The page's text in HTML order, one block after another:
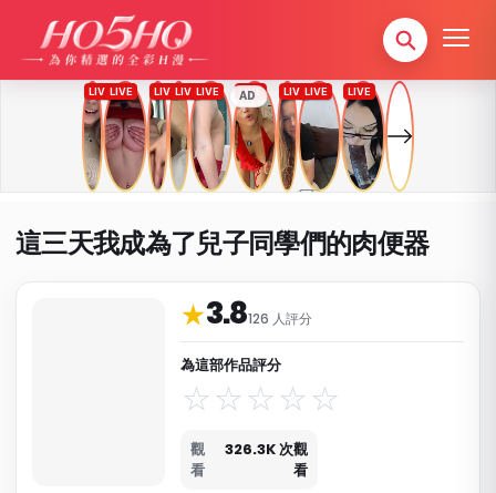
AD
這三天我成為了兒子同學們的肉便器
★3.8126 人評分
為這部作品評分
觀
看
326.3K 次觀
看
作品資料與分類